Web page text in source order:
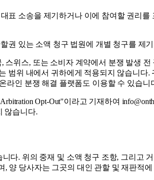
표 소송을 제기하거나 이에 참여할 권리
권 있는 소액 청구 법원에 개별 청구를 제
스위스, 또는 소비자 계약에서 분쟁 발생
범위 내에서 귀하에게 적용되지 않습니다
온라인 분쟁 해결 플랫폼도 이용할 수 있습니
Opt-Out"이라고 기재하여
않습니다.
다. 위의 중재 및 소액 청구 조항, 그리고
, 양 당사자는 그곳의 대인 관할 및 재판적